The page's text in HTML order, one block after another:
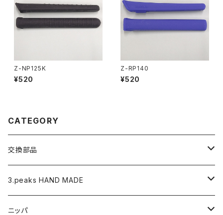
Z-NP125K
¥520
Z-RP140
¥520
CATEGORY
交換部品
バネ
ナイロンジョープライヤー用 替えくわえ部
3.peaks HAND MADE
ニッパ
ニッパ